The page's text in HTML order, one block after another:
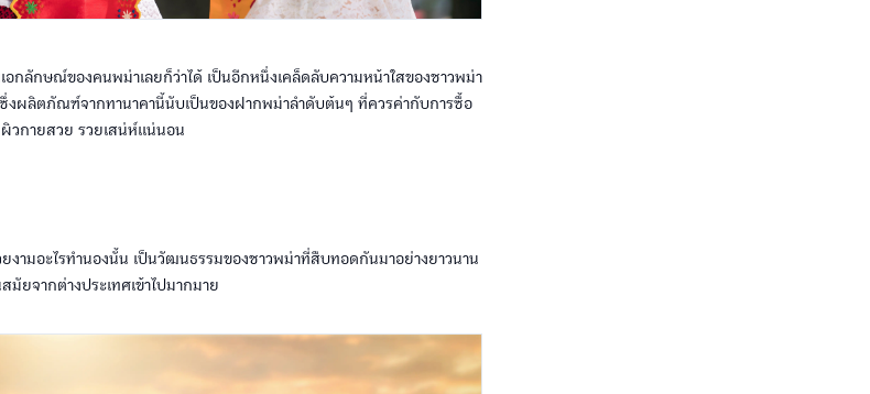
กลักษณ์ของคนพม่าเลยก็ว่าได้ เป็นอีกหนึ่งเคล็ดลับความหน้าใสของชาวพม่า
งผลิตภัณฑ์จากทานาคานี้นับเป็นของฝากพม่าลำดับต้นๆ ที่ควรค่ากับการซื้อ
วกายสวย รวยเสน่ห์แน่นอน
งามอะไรทำนองนั้น เป็นวัฒนธรรมของชาวพม่าที่สืบทอดกันมาอย่างยาวนาน
ยจากต่างประเทศเข้าไปมากมาย